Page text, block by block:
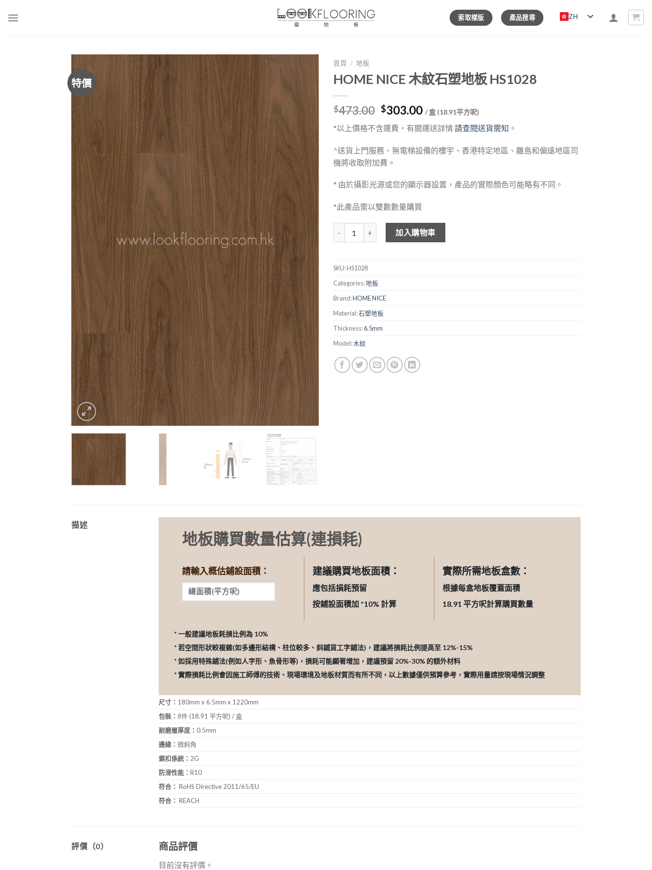
索取樣版 產品搜尋 ZH
特價
首頁 / 地板
HOME NICE 木紋石塑地板 HS1028
$473.00 Original
price
was:
$473.00.
$303.00Current
price
is:
$303.00.
/ 盒 (18.91平方呎)
*以上價格不含運費，有關運送詳情請查閱送貨需知 。
^送貨上門服務、無電梯設備的樓宇、香港特定地區、離島和偏遠地區司
機將收取附加費。
* 由於攝影光源或您的顯示器設置，產品的實際顏色可能略有不同。
*此產品需以雙數數量購買
HOME NICE 木紋石塑地板 HS1028 數量
加入購物車
SKU:HS1028
Categories:地板
Brand:HOME NICE
Material:石塑地板
Thickness:6.5mm
Model:木紋
描述
地板購買數量估算(連損耗)
請輸入概估鋪設面積： 建議購買地板面積：
應包括損耗預留
按鋪設面積加 *10% 計算
實際所需地板盒數：
根據每盒地板覆蓋面積
18.91平方呎計算購買數量
* 一般建議地板耗損比例為 10%
* 若空間形狀較複雜(如多邊形結構、柱位較多、斜鋪貨工字鋪法)，建議將損耗比例提高至 12%-15%
* 如採用特殊鋪法(例如人字形、魚骨形等)，損耗可能顯著增加，建議預留 20%-30% 的額外材料
* 實際損耗比例會因施工師傅的技術、現場環境及地板材質而有所不同，以上數據僅供預算參考，實際用量請按現場情況調整
尺寸： 180mm x 6.5mm x 1220mm
包裝： 8件 (18.91 平方呎) / 盒
耐磨層厚度： 0.5mm
邊緣： 微斜角
鎖扣係統： 2G
防滑性能： R10
符合： RoHS Directive 2011/65/EU
符合： REACH
評價（0） 商品評價
目前沒有評價。